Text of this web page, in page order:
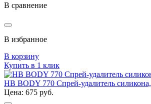
В сравнение
В избранное
В корзину
Купить в 1 клик
HB BODY 770 Спрей-удалитель
Цена: 675 руб.